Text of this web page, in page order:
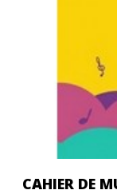
CAHIER DE